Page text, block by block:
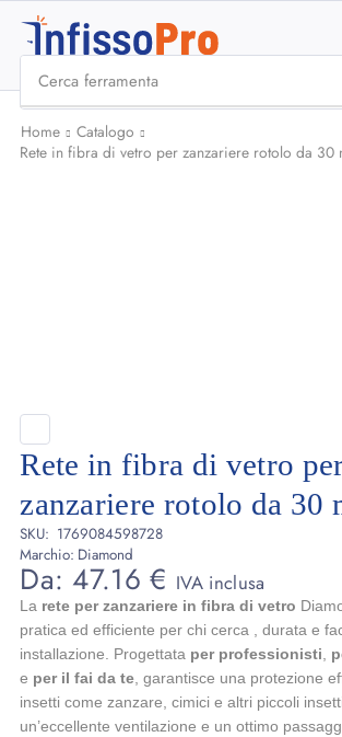
Cerca ferramenta
Home
Catalogo
Rete in fibra di vetro per zanzariere rotolo da 30
Rete in fibra di vetro
zanzariere rotolo da 30
SKU: 1769084598728
Marchio: Diamond
Da: 47.16€ IVA inclusa
La rete per zanzariere in fibra di vetro
pratica ed efficiente per chi cerca , durata e
installazione. Progettata per professionisti
e per il fai da te , garantisce una protezione
insetti come zanzare, cimici e altri piccoli
un’eccellente ventilazione e un ottimo